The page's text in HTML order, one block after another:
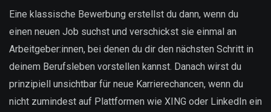
Eine klassische Bewerbung erstellst du dann, wenn du
einen neuen Job suchst und verschickst sie einmal an
Arbeitgeber:innen, bei denen du dir den nächsten Schritt in
deinem Berufsleben vorstellen kannst. Danach wirst du
prinzipiell unsichtbar für neue Karrierechancen, wenn du
nicht zumindest auf Plattformen wie XING oder LinkedIn ein